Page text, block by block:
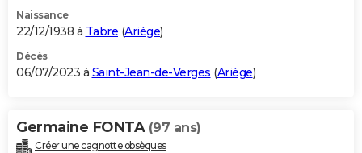
Naissance
22/12/1938 à Tabre (Ariège)
Décès
06/07/2023 à Saint-Jean-de-Verges (Ariège)
Germaine FONTA (97 ans)
Créer une cagnotte obsèques